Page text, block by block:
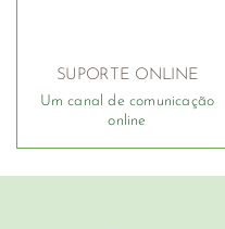
SUPORTE ONLINE
Um canal de comunicação
online